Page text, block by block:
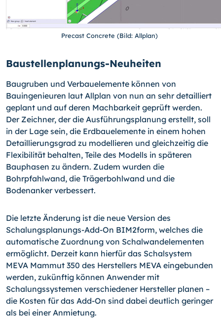
Precast Concrete (Bild: Allplan)
Baustellenplanungs-Neuheiten
Baugruben und Verbauelemente können von
Bauingenieuren laut Allplan von nun an sehr detailliert
geplant und auf deren Machbarkeit geprüft werden.
Der Zeichner, der die Ausführungsplanung erstellt, soll
in der Lage sein, die Erdbauelemente in einem hohen
Detaillierungsgrad zu modellieren und gleichzeitig die
Flexibilität behalten, Teile des Modells in späteren
Bauphasen zu ändern. Zudem wurden die
Bohrpfahlwand, die Trägerbohlwand und die
Bodenanker verbessert.
Die letzte Änderung ist die neue Version des
Schalungsplanungs-Add-On BIM2form, welches die
automatische Zuordnung von Schalwandelementen
ermöglicht. Derzeit kann hierfür das Schalsystem
MEVA Mammut 350 des Herstellers MEVA eingebunden
werden, zukünftig können Anwender mit
Schalungssystemen verschiedener Hersteller planen –
die Kosten für das Add-On sind dabei deutlich geringer
als bei einer Anmietung.